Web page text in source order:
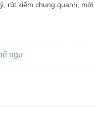
rút kiếm chung quanh,
ngự